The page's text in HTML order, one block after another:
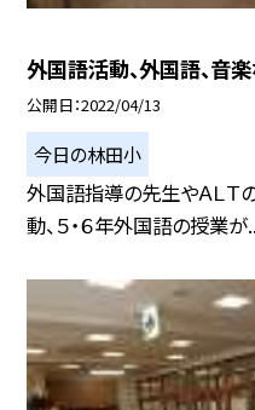
外国語活動、外国語、音
公開日 2022/04/13
今日の林田小
外国語指導の先生やＡＬＴ
動、５・６年外国語の授業が